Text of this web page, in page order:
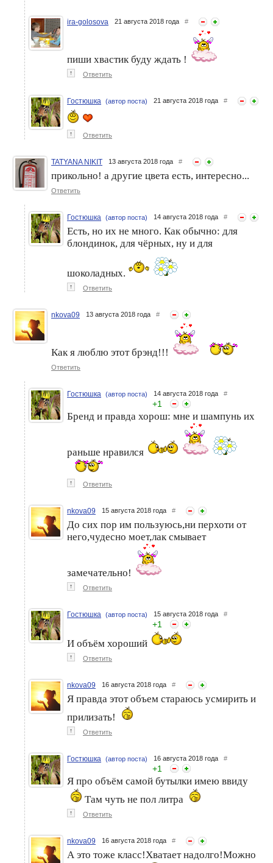
ira-golosova 21 августа 2018 года #
пиши хвастик буду ждать !
↑ Ответить
Гостюшка (автор поста) 21 августа 2018 года #
↑ Ответить
TATYANA NIKIT 13 августа 2018 года #
прикольно! а другие цвета есть, интересно...
Ответить
Гостюшка (автор поста) 14 августа 2018 года #
Есть, но их не много. Как обычно: для
блондинок, для чёрных, ну и для
шоколадных.
↑ Ответить
nkova09 13 августа 2018 года #
Как я люблю этот брэнд!!!
Ответить
Гостюшка (автор поста) 14 августа 2018 года #
+1
Бренд и правда хорош: мне и шампунь их
раньше нравился
↑ Ответить
nkova09 15 августа 2018 года #
До сих пор им пользуюсь,ни перхоти от
него,чудесно моет,лак смывает
замечательно!
↑ Ответить
Гостюшка (автор поста) 15 августа 2018 года #
+1
И объём хороший
↑ Ответить
nkova09 16 августа 2018 года #
Я правда этот объем стараюсь усмирить и
прилизать!
↑ Ответить
Гостюшка (автор поста) 16 августа 2018 года #
+1
Я про объём самой бутылки имею ввиду
Там чуть не пол литра
↑ Ответить
nkova09 16 августа 2018 года #
А это тоже класс!Хватает надолго!Можно